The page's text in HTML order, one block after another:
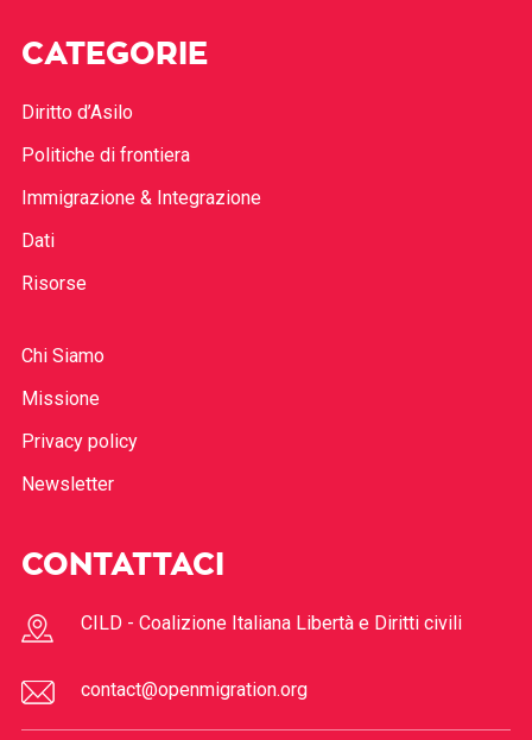
CATEGORIE
Diritto d’Asilo
Politiche di frontiera
Immigrazione & Integrazione
Dati
Risorse
Chi Siamo
Missione
Privacy policy
Newsletter
CONTATTACI
CILD - Coalizione Italiana Libertà e Diritti civili
contact@openmigration.org